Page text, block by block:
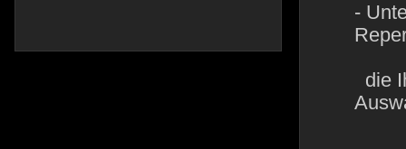
-
die